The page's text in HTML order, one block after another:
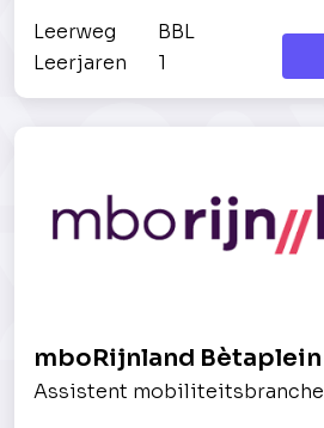
Leerweg
BBL
Leerjaren
1
mboRijnland Bètaplein
Assistent mobiliteitsbranche